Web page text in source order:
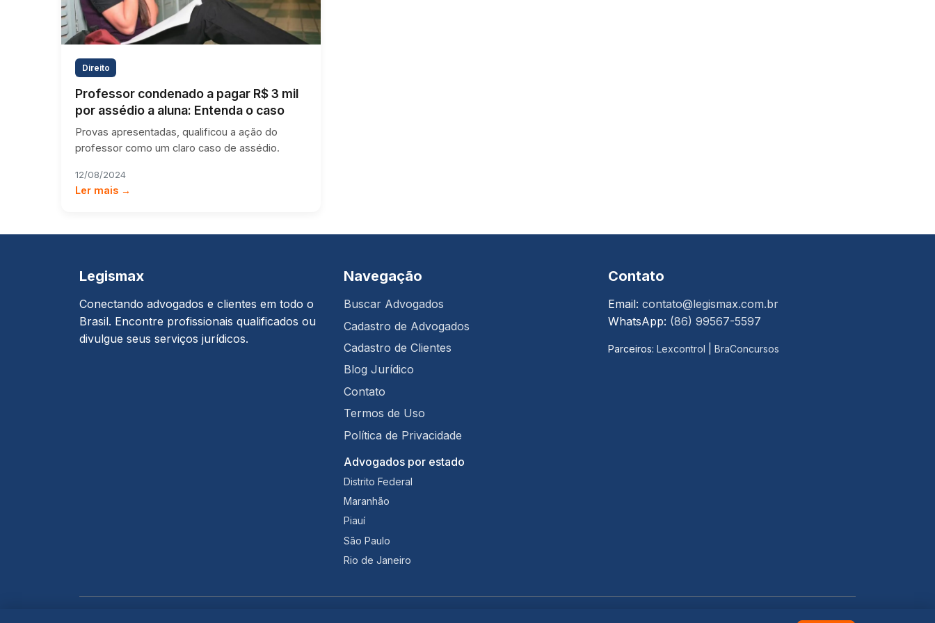
Direito
Professor condenado a pagar R$ 3 mil
por assédio a aluna: Entenda o caso
Provas apresentadas, qualificou a ação do
professor como um claro caso de assédio.
12/08/2024
Ler mais →
Legismax
Conectando advogados e clientes em todo o
Brasil. Encontre profissionais qualificados ou
divulgue seus serviços jurídicos.
Navegação
Buscar Advogados
Cadastro de Advogados
Cadastro de Clientes
Blog Jurídico
Contato
Termos de Uso
Política de Privacidade
Advogados por estado
Distrito Federal
Maranhão
Piauí
São Paulo
Rio de Janeiro
Contato
Email: contato@legismax.com.br
WhatsApp: (86) 99567-5597
Parceiros: Lexcontrol BraConcursos